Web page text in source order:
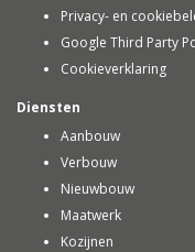
Privacy- en
Google Third Party
Cookieverklaring
Diensten
Aanbouw
Verbouw
Nieuwbouw
Maatwerk
Kozijnen